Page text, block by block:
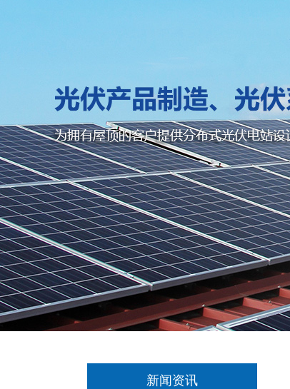
新闻资讯